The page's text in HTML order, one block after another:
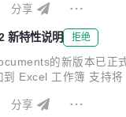
分享
新特性说明 拒绝
的新版本已
到 Excel 工作簿 支持
分享